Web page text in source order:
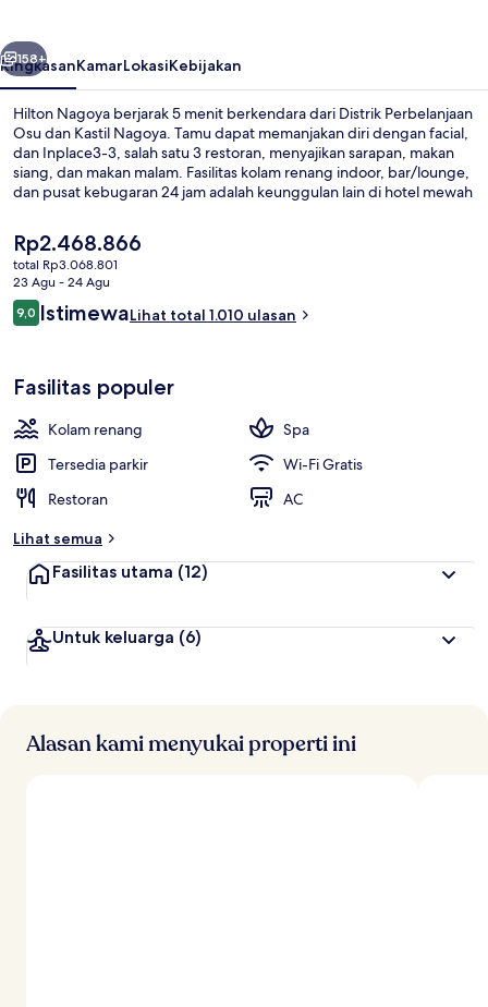
Berikutnya
158+
RingkasanKamarLokasiKebijakan
Hilton Nagoya berjarak 5 menit berkendara dari Distrik Perbelanjaan
Osu dan Kastil Nagoya. Tamu dapat memanjakan diri dengan facial,
dan Inplace3-3, salah satu 3 restoran, menyajikan sarapan, makan
siang, dan makan malam. Fasilitas kolam renang indoor, bar/lounge,
dan pusat kebugaran 24 jam adalah keunggulan lain di hotel mewah
jauh: Stasiun Fushimi berjarak 3 menit dan Stasiun Marunouchi
berjarak 10 menit.
Harga
saat
ini
Rp2.468.866
Rp2.468.866
total Rp3.068.801
23 Agu - 24 Agu
Ulasan
9,09,0 dari 10
IstimewaLihat total 1.010 ulasan
Fasilitas populer
Kolam renang
Spa
Tersedia parkir
Wi-Fi Gratis
Restoran
AC
Lihat semua
Fasilitas utama (12)
Untuk keluarga (6)
Alasan kami menyukai properti ini